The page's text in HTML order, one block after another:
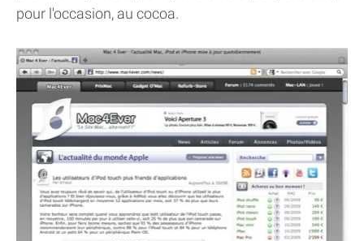
pour l'occasion, au cocoa.